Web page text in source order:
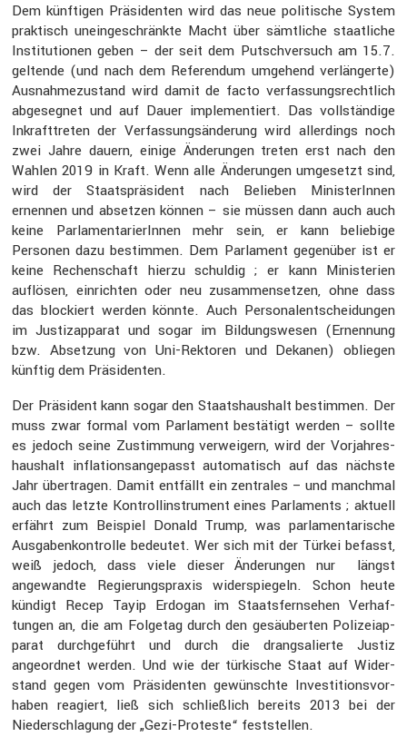
Dem künftigen Präsi­denten wird das neue politi­sche System
praktisch unein­ge­schränkte Macht über sämtliche staat­liche
Insti­tu­tionen geben – der seit dem Putsch­ver­such am 15.7.
geltende (und nach dem Referendum umgehend verlän­gerte)
Ausnah­me­zu­stand wird damit de facto verfas­sungs­recht­lich
abgesegnet und auf Dauer imple­men­tiert. Das vollstän­dige
Inkraft­treten der Verfas­sungs­än­de­rung wird aller­dings noch
zwei Jahre dauern, einige Änderungen treten erst nach den
Wahlen 2019 in Kraft. Wenn alle Änderungen umgesetzt sind,
wird der Staats­prä­si­dent nach Belieben Minis­te­rInnen
ernennen und absetzen können – sie müssen dann auch auch
keine Parla­men­ta­rie­rInnen mehr sein, er kann belie­bige
Personen dazu bestimmen. Dem Parla­ment gegen­über ist er
keine Rechen­schaft hierzu schuldig ; er kann Minis­te­rien
auflösen, einrichten oder neu zusam­men­setzen, ohne dass
das blockiert werden könnte. Auch Perso­nal­ent­schei­dungen
im Justiz­ap­parat und sogar im Bildungs­wesen (Ernen­nung
bzw. Abset­zung von Uni-Rektoren und Dekanen) obliegen
künftig dem Präsi­denten.
Der Präsi­dent kann sogar den Staats­haus­halt bestimmen. Der
muss zwar formal vom Parla­ment bestä­tigt werden – sollte
es jedoch seine Zustim­mung verwei­gern, wird der Vorjah­res­
haus­halt infla­ti­ons­an­ge­passt automa­tisch auf das nächste
Jahr übertragen. Damit entfällt ein zentrales – und manchmal
auch das letzte Kontroll­in­stru­ment eines Parla­ments ; aktuell
erfährt zum Beispiel Donald Trump, was parla­men­ta­ri­sche
Ausga­ben­kon­trolle bedeutet. Wer sich mit der Türkei befasst,
weiß jedoch, dass viele dieser Änderungen nur längst
angewandte Regie­rungs­praxis wider­spie­geln. Schon heute
kündigt Recep Tayip Erdogan im Staats­fern­sehen Verhaf­
tungen an, die am Folgetag durch den gesäu­berten Polizei­ap­
parat durch­ge­führt und durch die drang­sa­lierte Justiz
angeordnet werden. Und wie der türki­sche Staat auf Wider­
stand gegen vom Präsi­denten gewünschte Inves­ti­ti­ons­vor­
haben reagiert, ließ sich schließ­lich bereits 2013 bei der
Nieder­schla­gung der „Gezi-Proteste“ feststellen.